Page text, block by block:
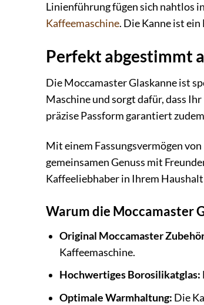
Linienführung fügen sich nahtlos
Kaffeemaschine. Die Kanne ist
Perfekt abgestimmt
Die Moccamaster Glaskanne ist
Maschine und sorgt dafür, dass
präzise Passform garantiert
Mit einem Fassungsvermögen
gemeinsamen Genuss mit
Kaffeeliebhaber in Ihrem
Warum die Moccamaster
Original Moccamaster
Kaffeemaschine.
Hochwertiges Borosilikatglas:
Optimale Warmhaltung: Die